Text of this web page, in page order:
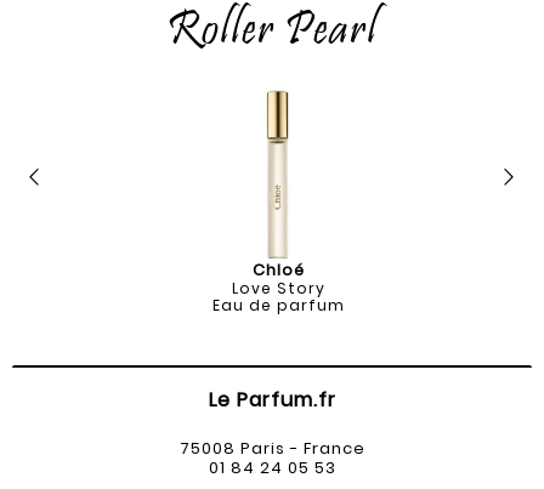
Roller Pearl
Chloé
Love Story
Eau de parfum
Le Parfum.fr
75008 Paris - France
01 84 24 05 53